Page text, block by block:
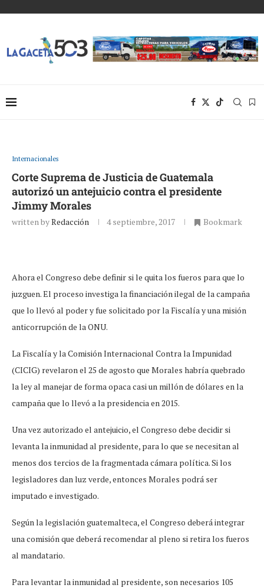
Internacionales
Corte Suprema de Justicia de Guatemala
autorizó un antejuicio contra el presidente
Jimmy Morales
written byRedacción 4 septiembre, 2017 Bookmark
Ahora el Congreso debe definir si le quita los fueros para que lo
juzguen. El proceso investiga la financiación ilegal de la campaña
que lo llevó al poder y fue solicitado por la Fiscalía y una misión
anticorrupción de la ONU.
La Fiscalía y la Comisión Internacional Contra la Impunidad
(CICIG) revelaron el 25 de agosto que Morales habría quebrado
la ley al manejar de forma opaca casi un millón de dólares en la
campaña que lo llevó a la presidencia en 2015.
Una vez autorizado el antejuicio, el Congreso debe decidir si
levanta la inmunidad al presidente, para lo que se necesitan al
menos dos tercios de la fragmentada cámara política. Si los
legisladores dan luz verde, entonces Morales podrá ser
imputado e investigado.
Según la legislación guatemalteca, el Congreso deberá integrar
una comisión que deberá recomendar al pleno si retira los fueros
al mandatario.
Para levantar la inmunidad al presidente, son necesarios 105